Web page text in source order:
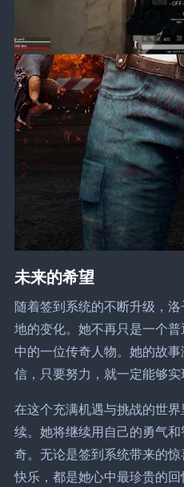
未来的希望
随着签到系统的不断升级，
地的变化。她不再只是一个
中的一位传奇人物。她的故
信，只要努力，就一定能够实
在这个充满机遇与挑战的世
续。她将继续用自己的勇气
奇。无论是签到系统带来的
快乐，都是她心中最珍贵的回